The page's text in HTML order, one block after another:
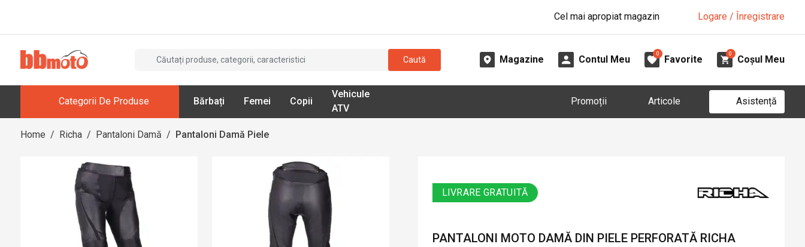
Cel mai apropiat magazin Logare / Înregistrare
Caută Magazine Contul Meu
0
Favorite
0
Coșul Meu
Categorii De Produse Bărbați Femei Copii
Vehicule
ATV
Promoții Articole Asistență
Home / Richa / Pantaloni Damă / Pantaloni Damă Piele
LIVRARE GRATUITĂ
PANTALONI MOTO DAMĂ DIN PIELE PERFORATĂ RICHA